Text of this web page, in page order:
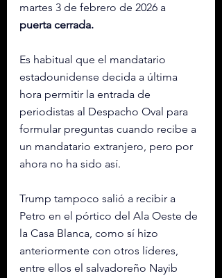
martes 3 de febrero de 2026 a
puerta cerrada.
Es habitual que el mandatario
estadounidense decida a última
hora permitir la entrada de
periodistas al Despacho Oval para
formular preguntas cuando recibe a
un mandatario extranjero, pero por
ahora no ha sido así.
Trump tampoco salió a recibir a
Petro en el pórtico del Ala Oeste de
la Casa Blanca, como sí hizo
anteriormente con otros líderes,
entre ellos el salvadoreño Nayib